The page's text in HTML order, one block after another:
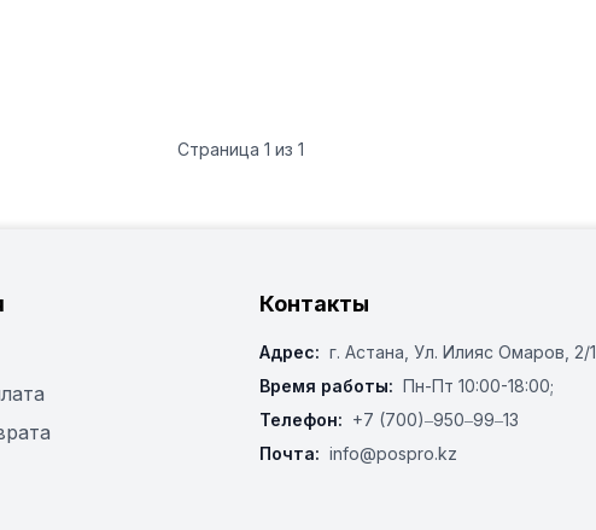
Страница 1 из 1
Контакты
Адрес: г. Астана, ​Ул. Илияс Омаров, 2/1
Время работы: Пн-Пт 10:00-18:00;
Телефон: +7 (700)‒950‒99‒13
Почта: info@pospro.kz